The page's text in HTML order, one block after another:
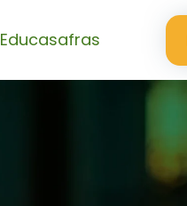
Educasafras